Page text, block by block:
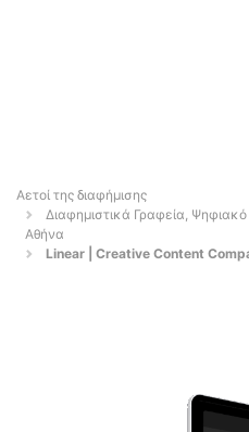
Αετοί της διαφήμισης
Διαφημιστικά Γραφεία,
Αθήνα
Linear | Creative Content